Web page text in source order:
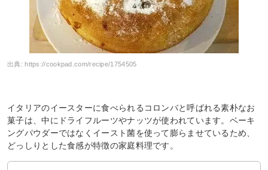
出典:https://cookpad.com/recipe/1754505
イタリアのイースターに食べられるコロンバと呼ばれる素朴なお
菓子は、中にドライフルーツやナッツが使われています。ベーキ
ングパウダーではなくイースト菌を使って膨らませているため、
どっしりとした食感が特徴の家庭料理です。